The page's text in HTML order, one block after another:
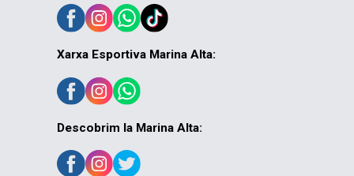
Xarxa Esportiva Marina Alta:
Descobrim la Marina Alta: